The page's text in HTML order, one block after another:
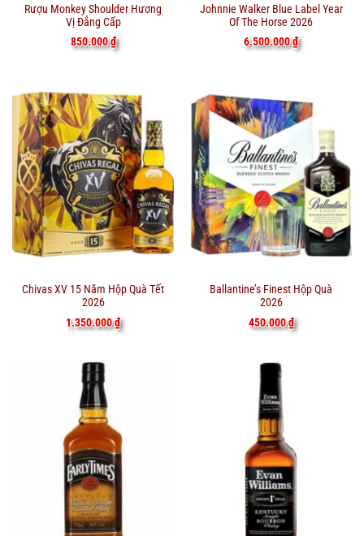
Rượu Monkey Shoulder Hương
Vị Đẳng Cấp
850.000₫
Johnnie Walker Blue Label Year
Of The Horse 2026
6.500.000₫
Chivas XV 15 Năm Hộp Quà Tết
2026
1.350.000₫
Ballantine’s Finest Hộp Quà
2026
450.000₫